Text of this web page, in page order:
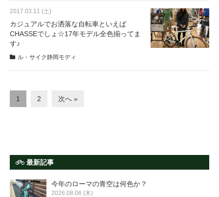
2017.03.11 (土)
カジュアルでお洒落な自転車といえば
CHASSEでしょ☆17年モデル全色揃ってま
す♪
ル・サイク静岡モディ
1 2 次へ »
最新記事
今年のローマの青空は何色か？
2026.08.06 (木)